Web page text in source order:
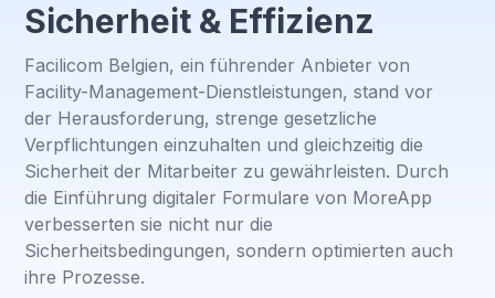
Sicherheit & Effizienz
Facilicom Belgien, ein führender Anbieter von
Facility-Management-Dienstleistungen, stand vor
der Herausforderung, strenge gesetzliche
Verpflichtungen einzuhalten und gleichzeitig die
Sicherheit der Mitarbeiter zu gewährleisten. Durch
die Einführung digitaler Formulare von MoreApp
verbesserten sie nicht nur die
Sicherheitsbedingungen, sondern optimierten auch
ihre Prozesse.